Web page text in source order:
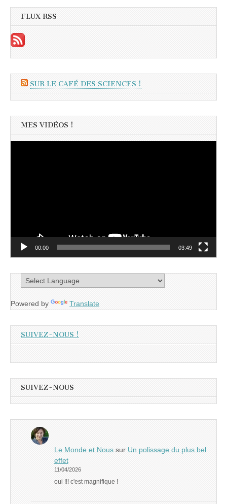
FLUX RSS
SUR LE CAFÉ DES SCIENCES !
MES VIDÉOS !
00:00 03:49
Powered by Translate
SUIVEZ-NOUS !
SUIVEZ-NOUS
Le Monde et Noussur Un polissage du plus bel
effet
11/04/2026
oui !!! c'est magnifique !